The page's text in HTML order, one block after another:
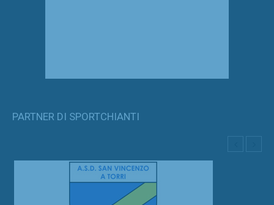
PARTNER DI SPORTCHIANTI